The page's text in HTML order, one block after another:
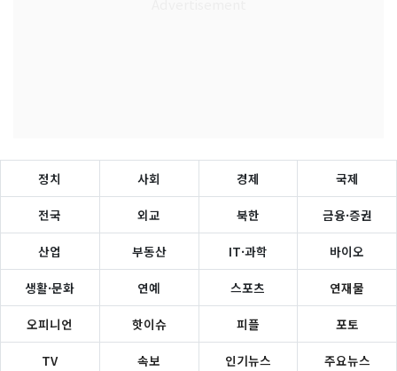
정치 사회 경제 국제
전국 외교 북한 금융·증권
산업 부동산 IT·과학 바이오
생활·문화 연예 스포츠 연재물
오피니언 핫이슈 피플 포토
TV 속보 인기뉴스 주요뉴스